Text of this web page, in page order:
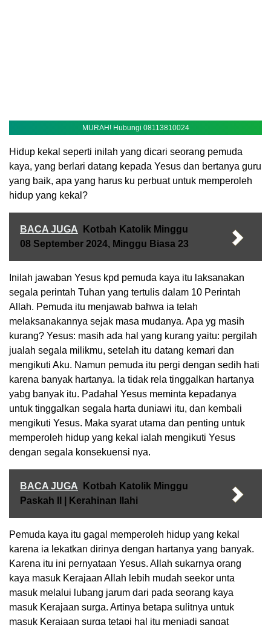
MURAH! Hubungi 08113810024
Hidup kekal seperti inilah yang dicari seorang pemuda
kaya, yang berlari datang kepada Yesus dan bertanya guru
yang baik, apa yang harus ku perbuat untuk memperoleh
hidup yang kekal?
BACA JUGA
Kotbah Katolik Minggu
08 September 2024, Minggu Biasa 23
Inilah jawaban Yesus kpd pemuda kaya itu laksanakan
segala perintah Tuhan yang tertulis dalam 10 Perintah
Allah. Pemuda itu menjawab bahwa ia telah
melaksanakannya sejak masa mudanya. Apa yg masih
kurang? Yesus: masih ada hal yang kurang yaitu: pergilah
jualah segala milikmu, setelah itu datang kemari dan
mengikuti Aku. Namun pemuda itu pergi dengan sedih hati
karena banyak hartanya. Ia tidak rela tinggalkan hartanya
yabg banyak itu. Padahal Yesus meminta kepadanya
untuk tinggalkan segala harta duniawi itu, dan kembali
mengikuti Yesus. Maka syarat utama dan penting untuk
memperoleh hidup yang kekal ialah mengikuti Yesus
dengan segala konsekuensi nya.
BACA JUGA
Kotbah Katolik Minggu
Paskah II | Kerahinan Ilahi
Pemuda kaya itu gagal memperoleh hidup yang kekal
karena ia lekatkan dirinya dengan hartanya yang banyak.
Karena itu ini pernyataan Yesus. Allah sukarnya orang
kaya masuk Kerajaan Allah lebih mudah seekor unta
masuk melalui lubang jarum dari pada seorang kaya
masuk Kerajaan surga. Artinya betapa sulitnya untuk
masuk Kerajaan surga tetapi hal itu menjadi sangat